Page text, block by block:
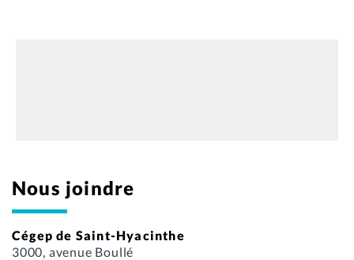
Nous joindre
Cégep de Saint-Hyacinthe
3000, avenue Boullé